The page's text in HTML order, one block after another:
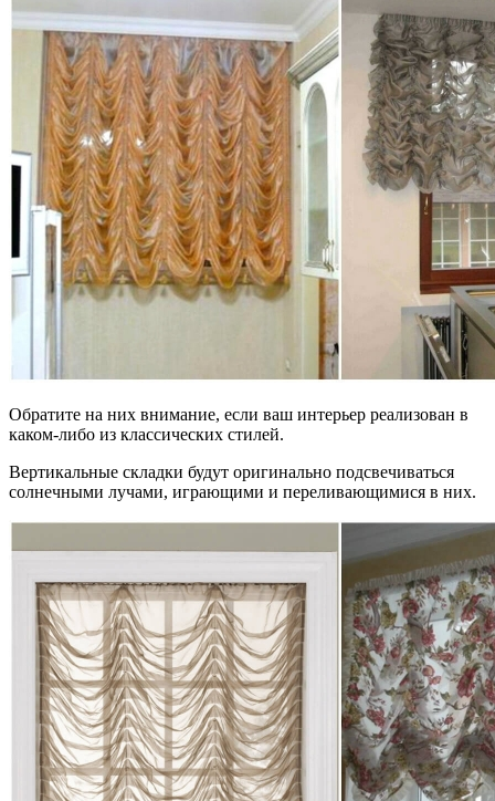
Обратите на них внимание, если ваш интерьер реализован в
каком-либо из классических стилей.
Вертикальные складки будут оригинально подсвечиваться
солнечными лучами, играющими и переливающимися в них.